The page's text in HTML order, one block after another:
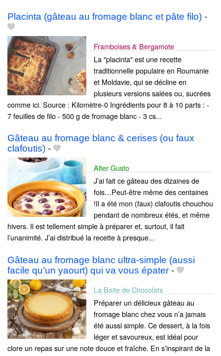
Placinta (gâteau au fromage blanc et pâte filo) -
Framboises & Bergamote
La "placinta" est une recette
traditionnelle populaire en Roumanie
et Moldavie, qui se décline en
plusieurs versions salées ou, sucrées
comme ici. Source : Kilomètre-0 Ingrédients pour 8 à 10 parts : -
7 feuilles de filo - 500 g de fromage blanc - 3 cs...
Gâteau au fromage blanc & cerises (ou faux
clafoutis) -
Alter Gusto
J’ai fait ce gâteau des dizaines de
fois…Peut-être même des centaines
!Il a été mon (faux) clafoutis chouchou
pendant de nombreux étés, et même
hivers. Il est tellement simple à préparer et, surtout, il fait
l’unanimité. J’ai distribué la recette à presque...
Gâteau au fromage blanc ultra-simple (aussi
facile qu’un yaourt) qui va vous épater -
La Boite de Chocolats
Préparer un délicieux gâteau au
fromage blanc chez vous n’a jamais
été aussi simple. Ce dessert, à la fois
léger et savoureux, est idéal pour
clore un repas sur une note douce et fraîche. En s’inspirant de la